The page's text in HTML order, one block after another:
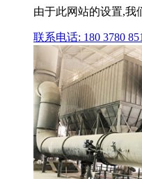
由于此网站的设置,我
联系电话: 180 3780